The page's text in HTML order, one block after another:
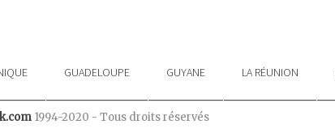
GUADELOUPE GUYANE LA RÉUNION
1994-2020 - Tous droits réservés